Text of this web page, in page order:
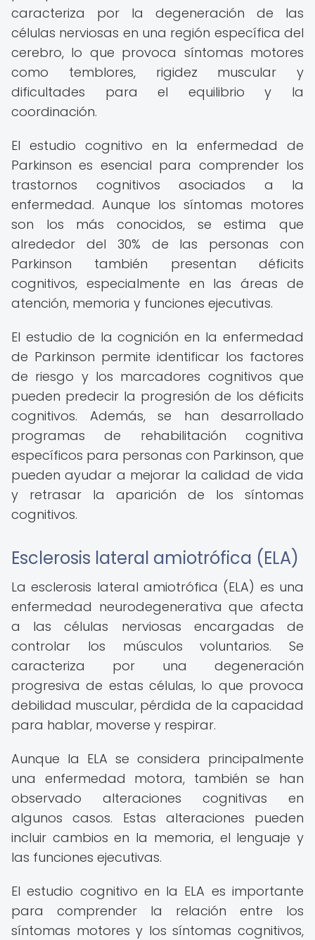
caracteriza por la degeneración de las
células nerviosas en una región específica del
cerebro, lo que provoca síntomas motores
como temblores, rigidez muscular y
dificultades para el equilibrio y la
coordinación.
El estudio cognitivo en la enfermedad de
Parkinson es esencial para comprender los
trastornos cognitivos asociados a la
enfermedad. Aunque los síntomas motores
son los más conocidos, se estima que
alrededor del 30% de las personas con
Parkinson también presentan déficits
cognitivos, especialmente en las áreas de
atención, memoria y funciones ejecutivas.
El estudio de la cognición en la enfermedad
de Parkinson permite identificar los factores
de riesgo y los marcadores cognitivos que
pueden predecir la progresión de los déficits
cognitivos. Además, se han desarrollado
programas de rehabilitación cognitiva
específicos para personas con Parkinson, que
pueden ayudar a mejorar la calidad de vida
y retrasar la aparición de los síntomas
cognitivos.
Esclerosis lateral amiotrófica (ELA)
La esclerosis lateral amiotrófica (ELA) es una
enfermedad neurodegenerativa que afecta
a las células nerviosas encargadas de
controlar los músculos voluntarios. Se
caracteriza por una degeneración
progresiva de estas células, lo que provoca
debilidad muscular, pérdida de la capacidad
para hablar, moverse y respirar.
Aunque la ELA se considera principalmente
una enfermedad motora, también se han
observado alteraciones cognitivas en
algunos casos. Estas alteraciones pueden
incluir cambios en la memoria, el lenguaje y
las funciones ejecutivas.
El estudio cognitivo en la ELA es importante
para comprender la relación entre los
síntomas motores y los síntomas cognitivos,